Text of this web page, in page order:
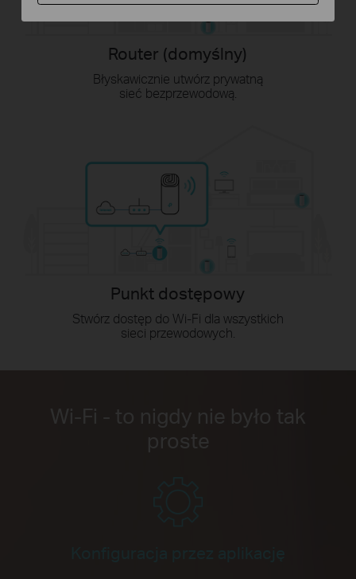
Router (domyślny)
Błyskawicznie utwórz prywatną
sieć bezprzewodową.
Punkt dostępowy
Stwórz dostęp do Wi-Fi dla wszystkich
sieci przewodowych.
Wi-Fi - to nigdy nie było tak
proste